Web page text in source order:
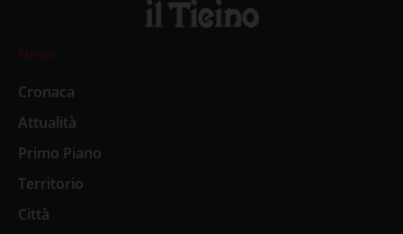
News
Cronaca
Attualità
Primo Piano
Territorio
Città